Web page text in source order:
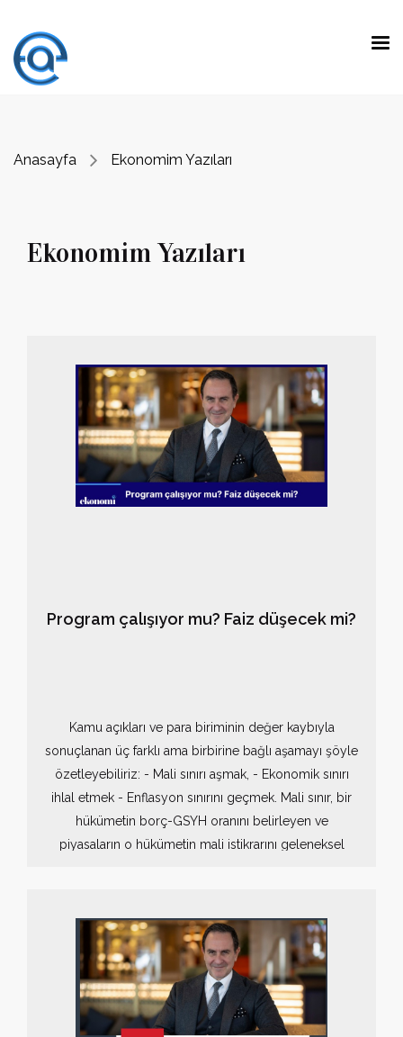
Anasayfa Ekonomim Yazıları
Ekonomim Yazıları
Program çalışıyor mu? Faiz düşecek mi?
Kamu açıkları ve para biriminin değer kaybıyla
sonuçlanan üç farklı ama birbirine bağlı aşamayı şöyle
özetleyebiliriz: - Mali sınırı aşmak, - Ekonomik sınırı
ihlal etmek - Enflasyon sınırını geçmek. Mali sınır, bir
hükümetin borç-GSYH oranını belirleyen ve
piyasaların o hükümetin mali istikrarını geleneksel
ve borçlarını artırırken, mali güçlerini zamanla tahrip
ederler ve bütçe açığı vermek büyüme ve durgunluk
dönemlerinde bile alışkanlık haline gelir.